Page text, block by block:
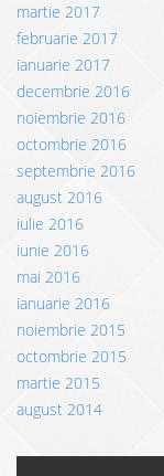
martie 2017
februarie 2017
ianuarie 2017
decembrie 2016
noiembrie 2016
octombrie 2016
septembrie 2016
august 2016
iulie 2016
iunie 2016
mai 2016
ianuarie 2016
noiembrie 2015
octombrie 2015
martie 2015
august 2014